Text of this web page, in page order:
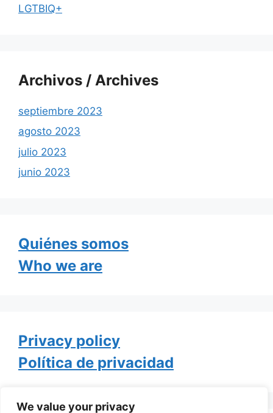
We value your privacy
LGTBIQ+
Archivos / Archives
septiembre 2023
agosto 2023
julio 2023
junio 2023
Quiénes somos
Who we are
Privacy policy
Política de privacidad